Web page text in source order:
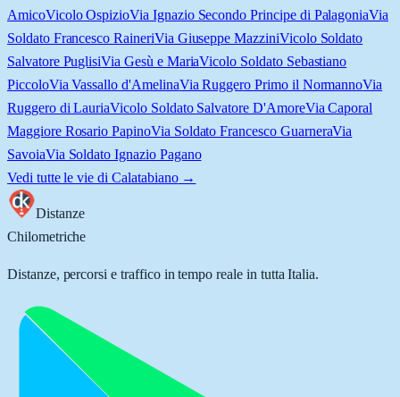
AmicoVicolo OspizioVia Ignazio Secondo Principe di PalagoniaVia
Soldato Francesco RaineriVia Giuseppe MazziniVicolo Soldato
Salvatore PuglisiVia Gesù e MariaVicolo Soldato Sebastiano
PiccoloVia Vassallo d'AmelinaVia Ruggero Primo il NormannoVia
Ruggero di LauriaVicolo Soldato Salvatore D'AmoreVia Caporal
Maggiore Rosario PapinoVia Soldato Francesco GuarneraVia
SavoiaVia Soldato Ignazio Pagano
Vedi tutte le vie di Calatabiano→
Distanze
Chilometriche
Distanze, percorsi e traffico in tempo reale in tutta Italia.